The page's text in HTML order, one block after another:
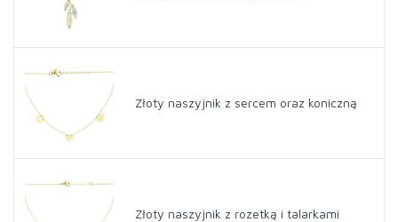
Złoty naszyjnik z sercem oraz koniczną
Złoty naszyjnik z rozetką i talarkami